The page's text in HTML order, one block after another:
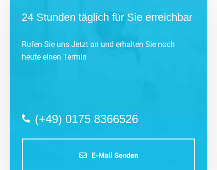
24 Stunden täglich für Sie erreichbar
Rufen Sie uns Jetzt an und erhalten Sie noch
heute einen Termin
(+49) 0175 8366526
E-Mail Senden